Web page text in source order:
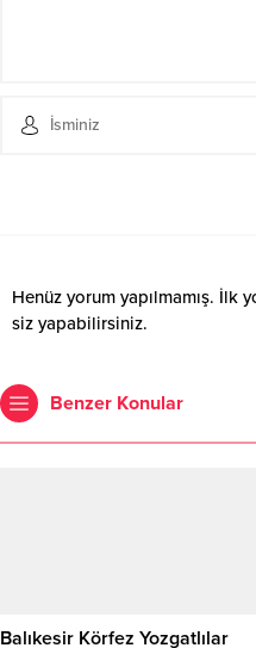
Henüz yorum yapılmamış. İlk
siz yapabilirsiniz.
Benzer Konular
Balıkesir Körfez Yozgatlılar